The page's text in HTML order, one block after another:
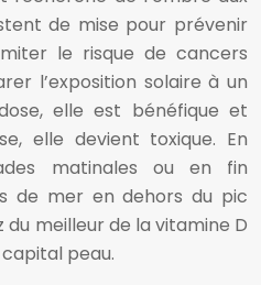
de mise pour prévenir
le risque de cancers
l’exposition solaire à un
elle est bénéfique et
elle devient toxique. En
matinales ou en fin
de mer en dehors du pic
du meilleur de la vitamine D
peau.